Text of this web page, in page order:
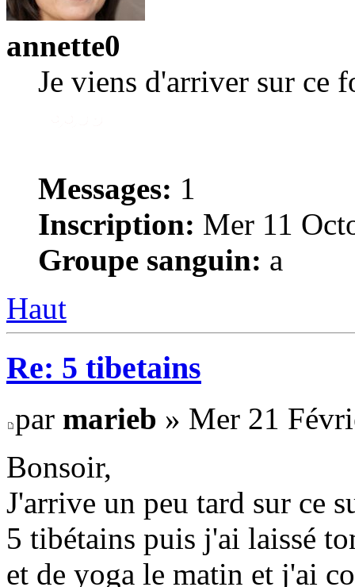
annette0
Je viens d'arriver sur ce
Messages: 1
Inscription: Mer 11
Groupe sanguin: a
Haut
Re: 5 tibetains
par marieb » Mer 21
Bonsoir,
J'arrive un peu tard sur ce
5 tibétains puis j'ai laissé
et de yoga le matin et j'ai